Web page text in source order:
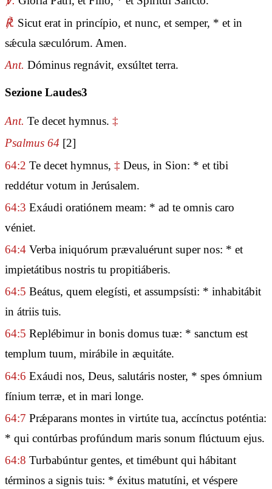
℟. Sicut erat in princípio, et nunc, et semper, * et in
sǽcula sæculórum. Amen.
Ant. Dóminus regnávit, exsúltet terra.
Sezione Laudes3
Ant. Te decet hymnus. ‡
Psalmus 64 [2]
64:2 Te decet hymnus, ‡ Deus, in Sion: * et tibi
reddétur votum in Jerúsalem.
64:3 Exáudi oratiónem meam: * ad te omnis caro
véniet.
64:4 Verba iniquórum prævaluérunt super nos: * et
impietátibus nostris tu propitiáberis.
64:5 Beátus, quem elegísti, et assumpsísti: * inhabitábit
in átriis tuis.
64:5 Replébimur in bonis domus tuæ: * sanctum est
templum tuum, mirábile in æquitáte.
64:6 Exáudi nos, Deus, salutáris noster, * spes ómnium
fínium terræ, et in mari longe.
64:7 Prǽparans montes in virtúte tua, accínctus poténtia:
* qui contúrbas profúndum maris sonum flúctuum ejus.
64:8 Turbabúntur gentes, et timébunt qui hábitant
términos a signis tuis: * éxitus matutíni, et véspere